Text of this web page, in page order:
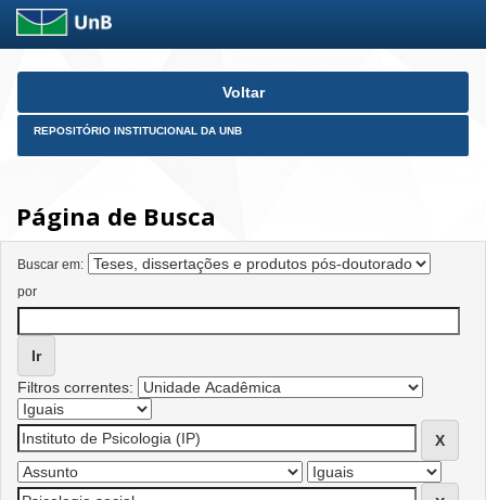
Skip
Voltar
REPOSITÓRIO INSTITUCIONAL DA UNB
Página de Busca
Buscar em:
por
Filtros correntes: